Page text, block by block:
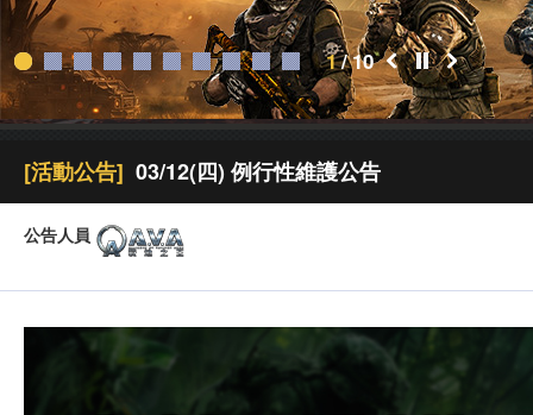
2/10
[活動公告] 03/12(四) 例行性維護公告
公告人員